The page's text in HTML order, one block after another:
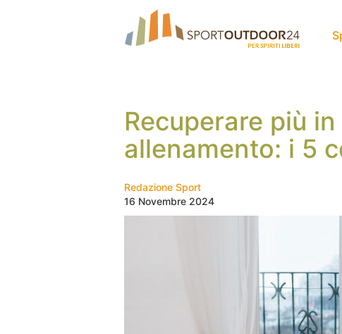
Recuperare più
allenamento: i 5
Redazione Sport
16 Novembre 2024